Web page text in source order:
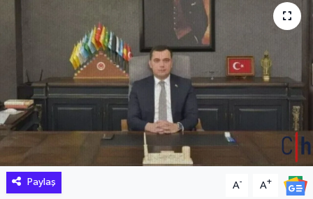
Paylaş A- A+
Hakkari Haber
İLGİNÇ HABERLER
KADIN
MAGAZİN